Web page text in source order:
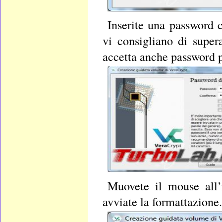
Inserite una password
vi consigliano di
accetta anche password
Muovete il mouse
avviate la formattazione.